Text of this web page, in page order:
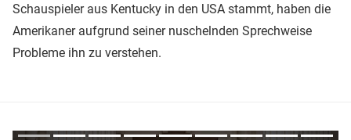
Schauspieler aus Kentucky in den USA stammt, haben die
Amerikaner aufgrund seiner nuschelnden Sprechweise
Probleme ihn zu verstehen.